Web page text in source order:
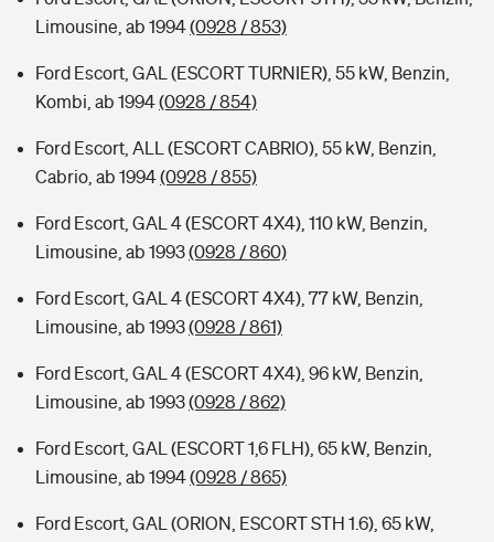
Limousine, ab 1994(0928 / 853)
Ford Escort, GAL (ESCORT TURNIER), 55 kW, Benzin,
Kombi, ab 1994(0928 / 854)
Ford Escort, ALL (ESCORT CABRIO), 55 kW, Benzin,
Cabrio, ab 1994(0928 / 855)
Ford Escort, GAL 4 (ESCORT 4X4), 110 kW, Benzin,
Limousine, ab 1993(0928 / 860)
Ford Escort, GAL 4 (ESCORT 4X4), 77 kW, Benzin,
Limousine, ab 1993(0928 / 861)
Ford Escort, GAL 4 (ESCORT 4X4), 96 kW, Benzin,
Limousine, ab 1993(0928 / 862)
Ford Escort, GAL (ESCORT 1,6 FLH), 65 kW, Benzin,
Limousine, ab 1994(0928 / 865)
Ford Escort, GAL (ORION, ESCORT STH 1.6), 65 kW,